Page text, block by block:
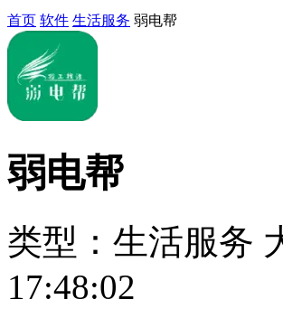
首页 软件 生活服务 弱电帮
弱电帮
类型：生活服务
17:48:02